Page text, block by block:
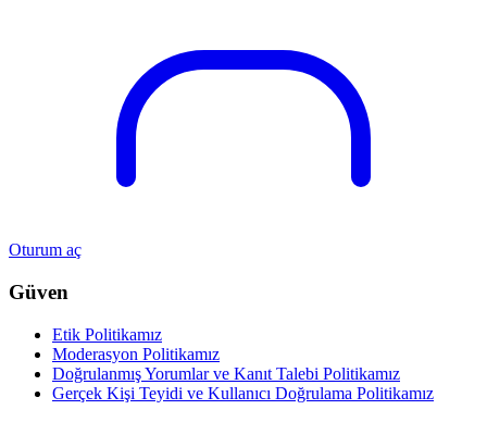
Oturum aç
Güven
Etik Politikamız
Moderasyon Politikamız
Doğrulanmış Yorumlar ve Kanıt Talebi Politikamız
Gerçek Kişi Teyidi ve Kullanıcı Doğrulama Politikamız